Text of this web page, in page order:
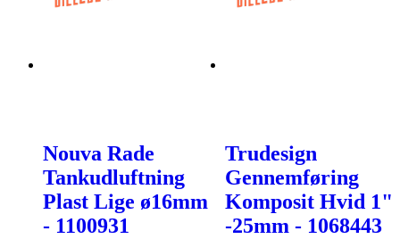
Nouva Rade
Tankudluftning
Plast Lige ø16mm
- 1100931
Trudesign
Gennemføring
Komposit Hvid 1"
-25mm - 1068443